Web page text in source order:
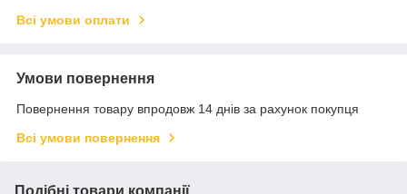
Всі умови оплати
Умови повернення
Повернення товару впродовж 14 днів за рахунок покупця
Всі умови повернення